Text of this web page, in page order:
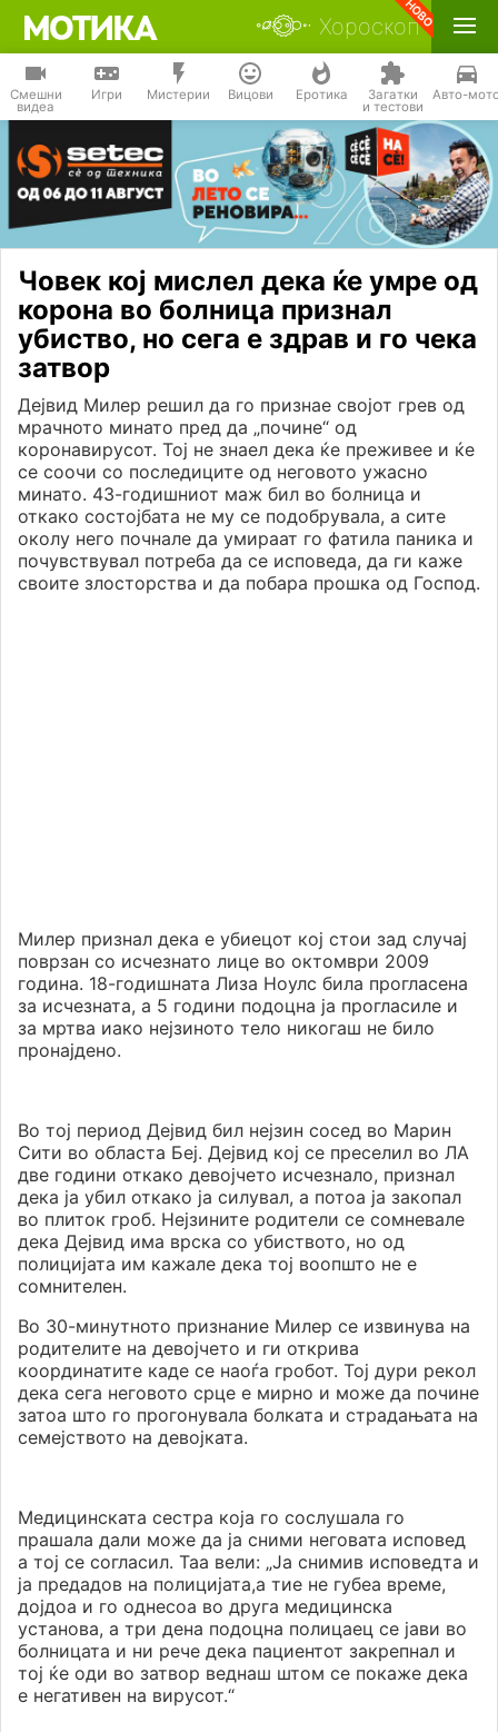
Хороскоп
Смешни
видеа
Игри Мистерии Вицови Еротика Загатки
и тестови
Авто-
Човек кој мислел дека ќе умре од
корона во болница признал
убиство, но сега е здрав и го чека
затвор
Дејвид Милер решил да го признае својот грев од
мрачното минато пред да „почине“ од
коронавирусот. Тој не знаел дека ќе преживее и ќе
се соочи со последиците од неговото ужасно
минато. 43-годишниот маж бил во болница и
откако состојбата не му се подобрувала, а сите
околу него почнале да умираат го фатила паника и
почувствувал потреба да се исповеда, да ги каже
своите злосторства и да побара прошка од Господ.
Милер признал дека е убиецот кој стои зад случај
поврзан со исчезнато лице во октомври 2009
година. 18-годишната Лиза Ноулс била прогласена
за исчезната, а 5 години подоцна ја прогласиле и
за мртва иако нејзиното тело никогаш не било
пронајдено.
Во тој период Дејвид бил нејзин сосед во Марин
Сити во областа Беј. Дејвид кој се преселил во ЛА
две години откако девојчето исчезнало, признал
дека ја убил откако ја силувал, а потоа ја закопал
во плиток гроб. Нејзините родители се сомневале
дека Дејвид има врска со убиството, но од
полицијата им кажале дека тој воопшто не е
сомнителен.
Во 30-минутното признание Милер се извинува на
родителите на девојчето и ги открива
координатите каде се наоѓа гробот. Тој дури рекол
дека сега неговото срце е мирно и може да почине
затоа што го прогонувала болката и страдањата на
семејството на девојката.
Медицинската сестра која го сослушала го
прашала дали може да ја сними неговата исповед
а тој се согласил. Таа вели: „Ја снимив исповедта и
ја предадов на полицијата,а тие не губеа време,
дојдоа и го однесоа во друга медицинска
установа, а три дена подоцна полицаец се јави во
болницата и ни рече дека пациентот закрепнал и
тој ќе оди во затвор веднаш штом се покаже дека
е негативен на вирусот.“